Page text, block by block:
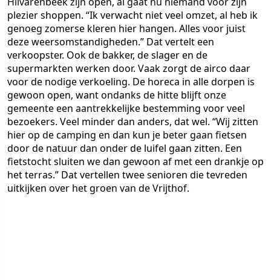
plezier shoppen. “Ik verwacht niet veel omzet, al heb ik
genoeg zomerse kleren hier hangen. Alles voor juist
deze weersomstandigheden.” Dat vertelt een
verkoopster. Ook de bakker, de slager en de
supermarkten werken door. Vaak zorgt de airco daar
voor de nodige verkoeling. De horeca in alle dorpen is
gewoon open, want ondanks de hitte blijft onze
gemeente een aantrekkelijke bestemming voor veel
bezoekers. Veel minder dan anders, dat wel. “Wij zitten
hier op de camping en dan kun je beter gaan fietsen
door de natuur dan onder de luifel gaan zitten. Een
fietstocht sluiten we dan gewoon af met een drankje op
het terras.” Dat vertellen twee senioren die tevreden
uitkijken over het groen van de Vrijthof.